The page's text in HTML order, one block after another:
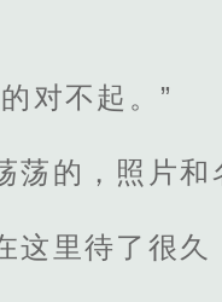
对不起。”
荡的，照片
这里待了很久